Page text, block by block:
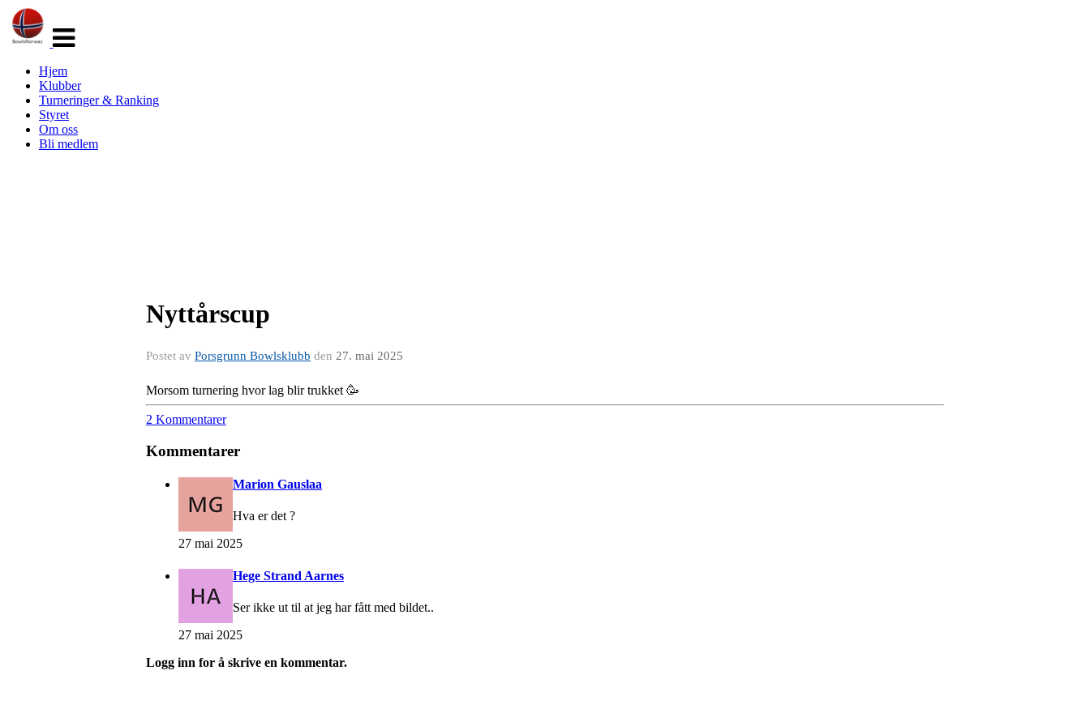
navigasjon
Hjem
Klubber
Turneringer & Ranking
Styret
Om oss
Bli medlem
Nyttårscup
Postet av Porsgrunn Bowlsklubb den 27. mai 2025
Morsom turnering hvor lag blir trukket 🥳
2 Kommentarer
Kommentarer
Marion Gauslaa
Hva er det ?
27 mai 2025
Hege Strand Aarnes
Ser ikke ut til at jeg har fått med bildet..
27 mai 2025
Logg inn for å skrive en kommentar.